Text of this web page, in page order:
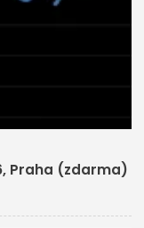
Praha (zdarma)